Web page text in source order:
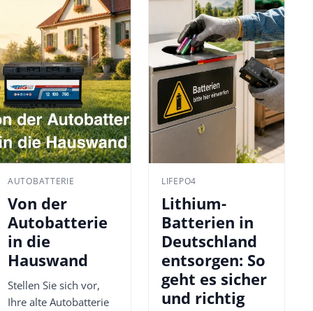
AUTOBATTERIE
Von der
Autobatterie
in die
Hauswand
Stellen Sie sich vor,
Ihre alte Autobatterie
LIFEPO4
Lithium-
Batterien in
Deutschland
entsorgen: So
geht es sicher
und richtig